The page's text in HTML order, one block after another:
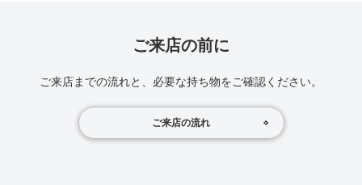
ご来店の前に
ご来店までの流れと、必要な持ち物をご確認ください。
ご来店の流れ